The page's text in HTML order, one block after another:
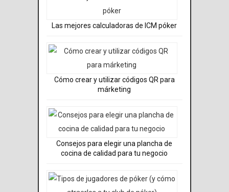
Las mejores calculadoras de ICM póker
Cómo crear y utilizar códigos QR para
márketing
Consejos para elegir una plancha de
cocina de calidad para tu negocio